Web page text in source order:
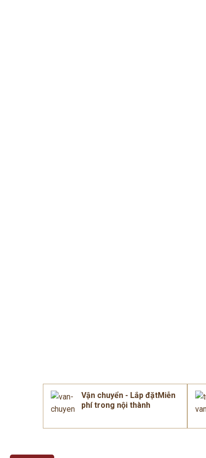
Vận chuyển - Lắp đặtMiễn
phí trong nội thành